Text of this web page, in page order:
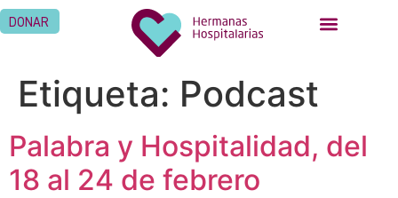
DONAR
Etiqueta: Podcast
Palabra y Hospitalidad, del
18 al 24 de febrero